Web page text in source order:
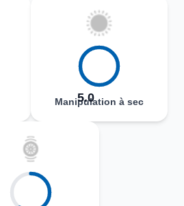
5.0
Manipulation à sec